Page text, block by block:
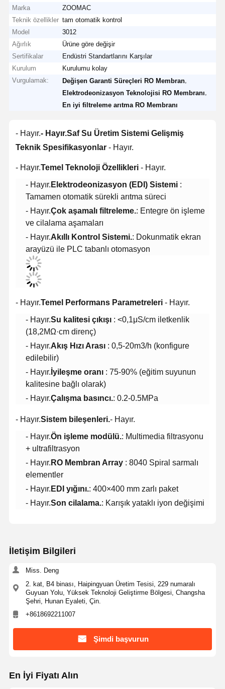
Marka
ZOOMAC
Teknik özellikler tam otomatik kontrol
Model
3012
Ağırlık
Ürüne göre değişir
Sertifikalar
Endüstri Standartlarını Karşılar
Kurulum
Kurulumu kolay
Vurgulamak:
Değişen Garanti Süreçleri RO Membran
Elektrodeonizasyon Teknolojisi RO Membranı
En iyi filtreleme arıtma RO Membranı
- Hayır.- Hayır.Saf Su Üretim Sistemi Gelişmiş
Teknik Spesifikasyonlar - Hayır.
- Hayır.Temel Teknoloji Özellikleri - Hayır.
- Hayır. Elektrodeonizasyon (EDI) Sistemi :
Tamamen otomatik sürekli arıtma süreci
- Hayır.Çok aşamalı filtreleme.: Entegre ön işleme
ve cilalama aşamaları
- Hayır.Akıllı Kontrol Sistemi.: Dokunmatik ekran
arayüzü ile PLC tabanlı otomasyon
- Hayır.Temel Performans Parametreleri - Hayır.
- Hayır.Su kalitesi çıkışı : <0,1μS/cm iletkenlik
(18,2MΩ·cm direnç)
- Hayır.Akış Hızı Arası : 0,5-20m3/h (konfigure
edilebilir)
- Hayır. İyileşme oranı : 75-90% (eğitim suyunun
kalitesine bağlı olarak)
- Hayır.Çalışma basıncı.: 0.2-0.5MPa
- Hayır.Sistem bileşenleri.- Hayır.
- Hayır.Ön işleme modülü.: Multimedia filtrasyonu
+ ultrafiltrasyon
- Hayır. RO Membran Array : 8040 Spiral sarmalı
elementler
- Hayır. EDI yığını.: 400×400 mm zarlı paket
- Hayır.Son cilalama.: Karışık yataklı iyon değişimi
İletişim Bilgileri
Miss. Deng
2. kat, B4 binası, Haipingyuan Üretim Tesisi, 229 numaralı
Guyuan Yolu, Yüksek Teknoloji Geliştirme Bölgesi, Changsha
Şehri, Hunan Eyaleti, Çin.
+8618692211007
Şimdi başvurun
En İyi Fiyatı Alın